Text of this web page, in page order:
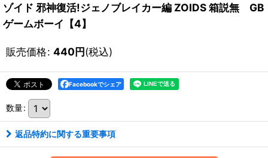
ゾイド 邪神復活!ジェノブレイカー編 ZOIDS 箱説無 GB
ゲームボーイ【4】
販売価格: 440円(税込)
Facebookでシェア
数量:
返品特約に関する重要事項